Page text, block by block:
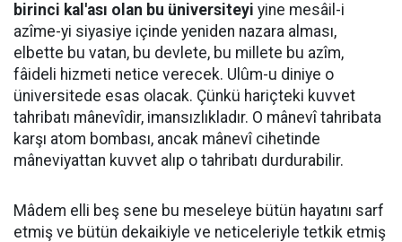
birinci kal'ası olan bu üniversiteyi yine mesâil-i
azîme-yi siyasiye içinde yeniden nazara alması,
elbette bu vatan, bu devlete, bu millete bu azîm,
fâideli hizmeti netice verecek. Ulûm-u diniye o
üniversitede esas olacak. Çünkü hariçteki kuvvet
tahribatı mânevîdir, imansızlıkladır. O mânevî tahribata
karşı atom bombası, ancak mânevî cihetinde
mâneviyattan kuvvet alıp o tahribatı durdurabilir.
Mâdem elli beş sene bu meseleye bütün hayatını sarf
etmiş ve bütün dekaikiyle ve neticeleriyle tetkik etmiş